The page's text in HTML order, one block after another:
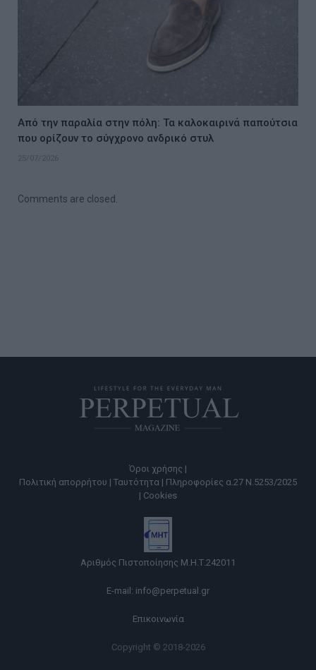
Από την παραλία στην πόλη: Τα καλοκαιρινά παπούτσια
που ορίζουν το σύγχρονο ανδρικό στυλ
25/07/2026
Comments are closed.
Όροι χρήσης |
Πολιτική απορρήτου | Ταυτότητα | Πληροφορίες α.27 Ν.5253/2025
| Cookies
Αριθμός Πιστοποίησης Μ.Η.Τ.242011
E-mail: info@perpetual.gr
Επικοινωνία
Copyright © 2018-2026